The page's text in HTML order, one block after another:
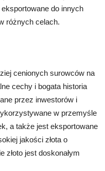
do innych
różnych celach.
cenionych surowców na
cechy i bogata historia
przez inwestorów i
w przemyśle
a także jest eksportowane
jakości złota o
złoto jest doskonałym